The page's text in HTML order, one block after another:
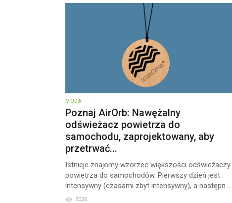
MODA
Poznaj AirOrb: Nawężalny
odświeżacz powietrza do
samochodu, zaprojektowany, aby
przetrwać...
Istnieje znajomy wzorzec większości odświeżaczy
powietrza do samochodów. Pierwszy dzień jest
intensywny (czasami zbyt intensywny), a następn ...
3026